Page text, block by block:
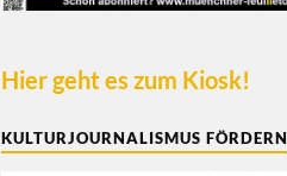
Hier geht es zum Kiosk!
KULTURJOURNALISMUS FÖRDERN